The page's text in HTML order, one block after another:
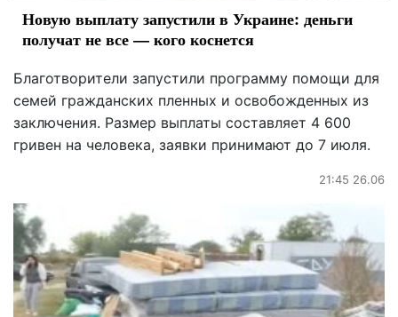
Новую выплату запустили в Украине: деньги
получат не все — кого коснется
Благотворители запустили программу помощи для
семей гражданских пленных и освобожденных из
заключения. Размер выплаты составляет 4 600
гривен на человека, заявки принимают до 7 июля.
21:45 26.06